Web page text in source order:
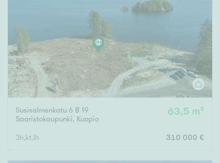
Susisalmenkatu 6 B 19
Saaristokaupunki, Kuopio
63,5 m²
3h,kt,lh 310 000 €